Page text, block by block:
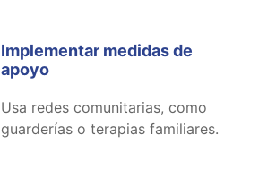
Implementar medidas de
apoyo
Usa redes comunitarias, como
guarderías o terapias familiares.